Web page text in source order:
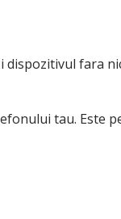
dispozitivul fara
tau. Este